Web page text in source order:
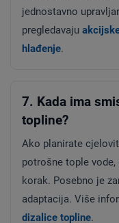
jednostavno
pregledavaju
hlađenje.
7. Kada ima
topline?
Ako planirate
potrošne tople
korak. Posebno je
adaptacija. Više
dizalice topline.